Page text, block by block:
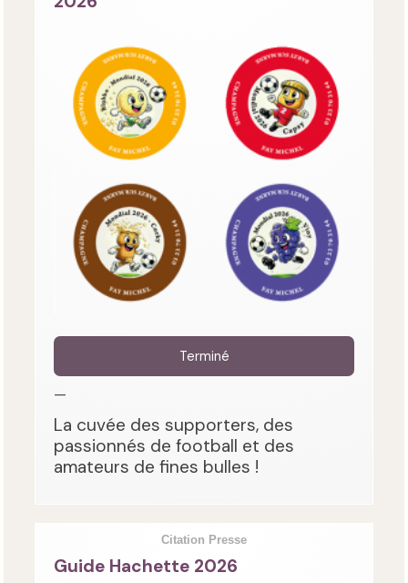
Terminé
—
La cuvée des supporters, des
passionnés de football et des
amateurs de fines bulles !
Citation Presse
Guide Hachette 2026